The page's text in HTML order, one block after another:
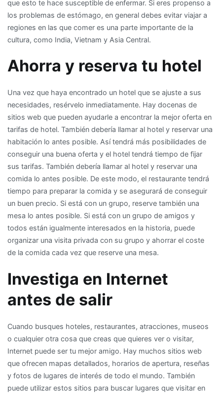
que esto te hace susceptible de enfermar. Si eres propenso a
los problemas de estómago, en general debes evitar viajar a
regiones en las que comer es una parte importante de la
cultura, como India, Vietnam y Asia Central.
Ahorra y reserva tu hotel
Una vez que haya encontrado un hotel que se ajuste a sus
necesidades, resérvelo inmediatamente. Hay docenas de
sitios web que pueden ayudarle a encontrar la mejor oferta en
tarifas de hotel. También debería llamar al hotel y reservar una
habitación lo antes posible. Así tendrá más posibilidades de
conseguir una buena oferta y el hotel tendrá tiempo de fijar
sus tarifas. También debería llamar al hotel y reservar una
comida lo antes posible. De este modo, el restaurante tendrá
tiempo para preparar la comida y se asegurará de conseguir
un buen precio. Si está con un grupo, reserve también una
mesa lo antes posible. Si está con un grupo de amigos y
todos están igualmente interesados en la historia, puede
organizar una visita privada con su grupo y ahorrar el coste
de la comida cada vez que reserve una mesa.
Investiga en Internet
antes de salir
Cuando busques hoteles, restaurantes, atracciones, museos
o cualquier otra cosa que creas que quieres ver o visitar,
Internet puede ser tu mejor amigo. Hay muchos sitios web
que ofrecen mapas detallados, horarios de apertura, reseñas
y fotos de lugares de interés de todo el mundo. También
puede utilizar estos sitios para buscar lugares que visitar en